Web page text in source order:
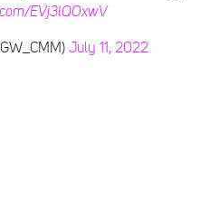
EVj3lQOxwV
July 11, 2022